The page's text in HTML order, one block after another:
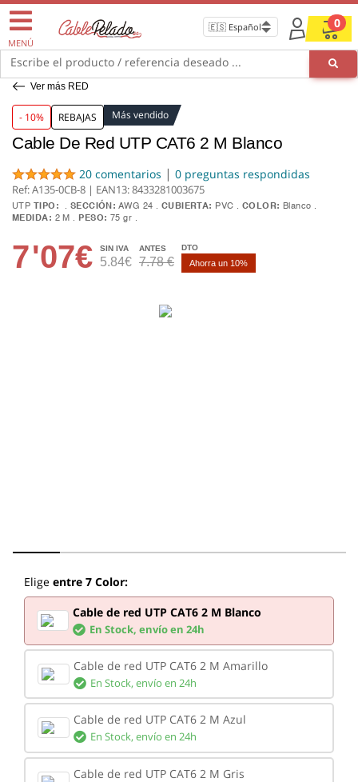
MENÚ
0
Escribe el producto / referencia deseado ...
Ver más RED
- 10% REBAJAS Más vendido
Cable De Red UTP CAT6 2 M Blanco
20 comentarios | 0 preguntas respondidas
Ref: A135-0CB-8 | EAN13:8433281003675
UTP TIPO: SECCIÓN: AWG 24 CUBIERTA: PVC COLOR:
Blanco
MEDIDA: 2 M PESO: 75 gr
7'07€ SIN IVA
5.84€
ANTES
7.78 €
DTO
Ahorra un 10%
Elige entre 7 Color:
Cable de red UTP CAT6 2 M Blanco
En Stock, envío en 24h
Cable de red UTP CAT6 2 M Amarillo
En Stock, envío en 24h
Cable de red UTP CAT6 2 M Azul
En Stock, envío en 24h
Cable de red UTP CAT6 2 M Gris